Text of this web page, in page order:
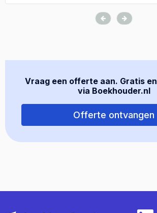
Vraag een offerte aan. Gratis
via Boekhouder.nl
Offerte ontvangen